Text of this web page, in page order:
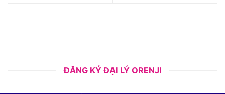
ĐĂNG KÝ ĐẠI LÝ ORENJI